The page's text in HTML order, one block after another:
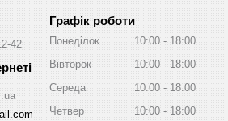
42
Графік роботи
Понеділок 10:00
18:00
Вівторок
10:00
18:00
Середа
10:00
18:00
Четвер
10:00
18:00